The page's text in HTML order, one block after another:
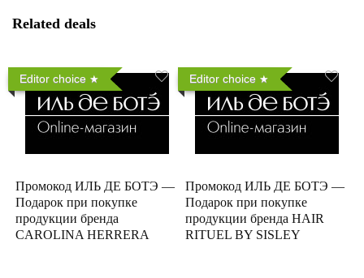
Related deals
Editor choice
Промокод ИЛЬ ДЕ БОТЭ —
Подарок при покупке
продукции бренда
CAROLINA HERRERA
Editor choice
Промокод ИЛЬ ДЕ БОТЭ —
Подарок при покупке
продукции бренда HAIR
RITUEL BY SISLEY